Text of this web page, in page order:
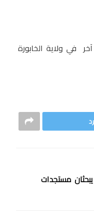
في ولاية الخابورة
مستجدات